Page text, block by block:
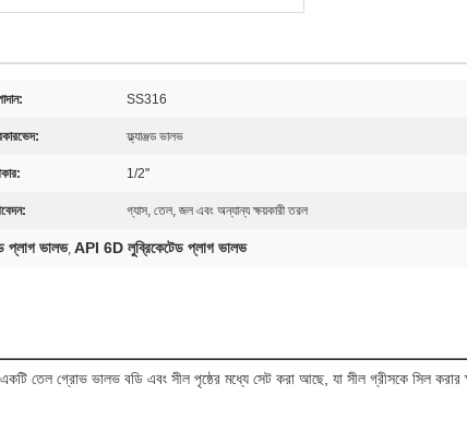
SS316
ফ্ল্যাঞ্জড ভালভ
1/2''
গ্যাস, তেল, জল এবং অন্যান্য ক্ষয়কারী তরল
প্লাগ ভালভ, API 6D লুব্রিকেটেড প্লাগ ভালভ
তেল গ্রোভ ভালভ বডি এবং সীল পৃষ্ঠের মধ্যে সেট করা আছে, যা সীল গ্রীসকে সিল করার